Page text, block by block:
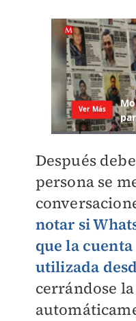
Después
persona se
notar si
que la
utilizada
cerrándose